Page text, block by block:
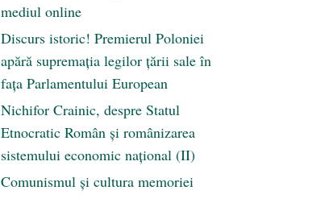
mediul online
Discurs istoric! Premierul Poloniei
apără supremația legilor țării sale în
fața Parlamentului European
Nichifor Crainic, despre Statul
Etnocratic Român şi românizarea
sistemului economic naţional (II)
Comunismul şi cultura memoriei